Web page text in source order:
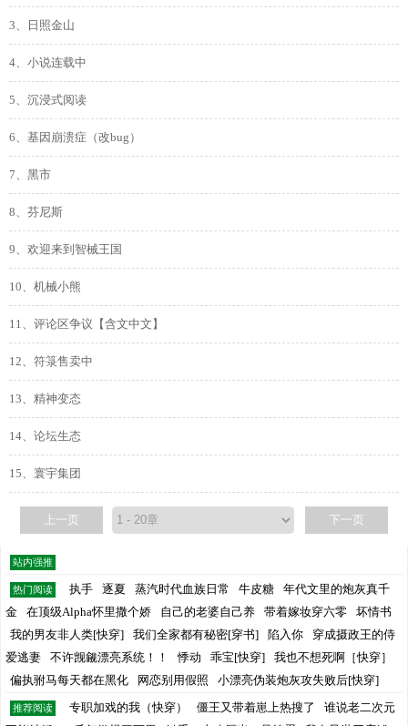
3、日照金山
4、小说连载中
5、沉浸式阅读
6、基因崩溃症（改bug）
7、黑市
8、芬尼斯
9、欢迎来到智械王国
10、机械小熊
11、评论区争议【含文中文】
12、符箓售卖中
13、精神变态
14、论坛生态
15、寰宇集团
上一页 下一页
站内强推
热门阅读 执手 逐夏 蒸汽时代血族日常 牛皮糖
年代文里的炮灰真千
金
在顶级Alpha怀里撒个娇 自己的老婆自己养 带着嫁妆穿六零
坏情书
我的男友非人类[快穿]
我们全家都有秘密[穿书] 陷入你
穿成摄政王的侍
爱逃妻
不许觊觎漂亮系统！！ 悸动 乖宝[快穿]
我也不想死啊［快穿］
偏执驸马每天都在黑化
网恋别用假照 小漂亮伪装炮灰攻失败后[快穿]
推荐阅读 专职加戏的我（快穿） 僵王又带着崽上热搜了
谁说老二次元